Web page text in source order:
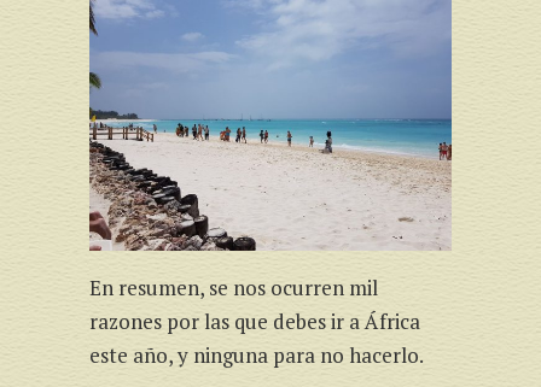
En resumen, se nos ocurren mil
razones por las que debes ir a África
este año, y ninguna para no hacerlo.